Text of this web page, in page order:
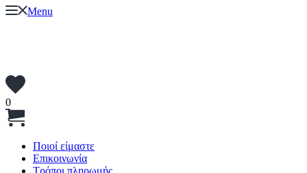
Menu
0
Ποιοί είμαστε
Επικοινωνία
Τρόποι πληρωμής